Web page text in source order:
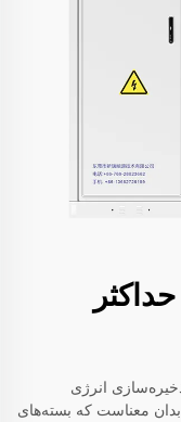
انرژی
معناست که بسته‌های